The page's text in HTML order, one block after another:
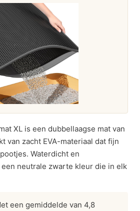
XL is een dubbellaagse mat van
van zacht EVA-materiaal dat fijn
Waterdicht en
neutrale zwarte kleur die in elk
een gemiddelde van 4,8